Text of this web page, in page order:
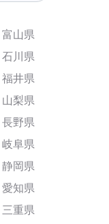
富山県
石川県
福井県
山梨県
長野県
岐阜県
静岡県
愛知県
三重県